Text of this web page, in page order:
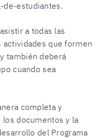
de-estudiantes.
a todas las
actividades que formen
también deberá
cuando sea
completa y
documentos y la
del Programa